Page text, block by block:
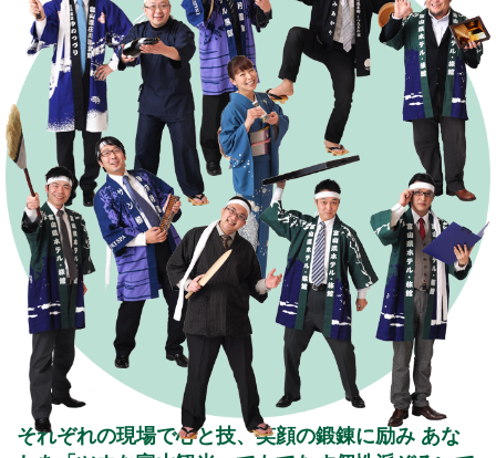
それぞれの現場で心と技、笑顔の鍛錬に励み あな